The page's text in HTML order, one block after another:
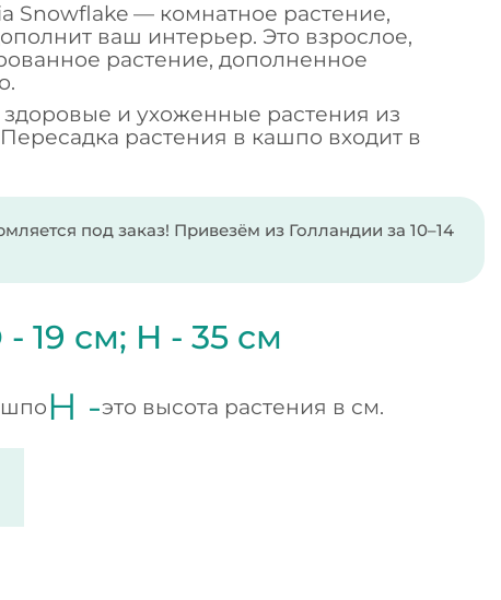
Snowflake — комнатное растение,
ваш интерьер. Это взрослое,
растение, дополненное
и ухоженные растения из
растения в кашпо входит в
под заказ! Привезём из Голландии за 10–14
-19 см; H -35 см
H -это высота растения в см.